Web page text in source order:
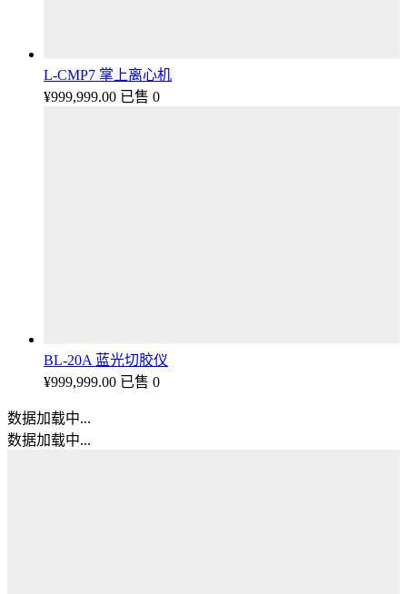
L-CMP7 掌上离心机
¥999,999.00 已售 0
BL-20A 蓝光切胶仪
¥999,999.00 已售 0
数据加载中...
数据加载中...